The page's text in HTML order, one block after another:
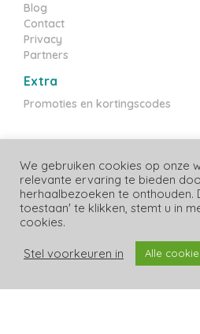
Blog
Contact
Privacy
Partners
Extra
Promoties en kortingscodes
Ontbreekt er iets? Heb je een
tips? Laat het ons weten!
Messenger
Laatste prijzen update: 08/08/
We gebruiken cookies op onze
relevante ervaring te bieden
herhaalbezoeken te onthouden.
toestaan' te klikken, stemt u in
cookies.
Stel voorkeuren in Alle